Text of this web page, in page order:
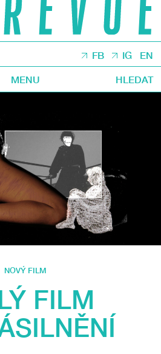
FB IG EN
MENU HLEDAT
NOVÝ FILM
FILM